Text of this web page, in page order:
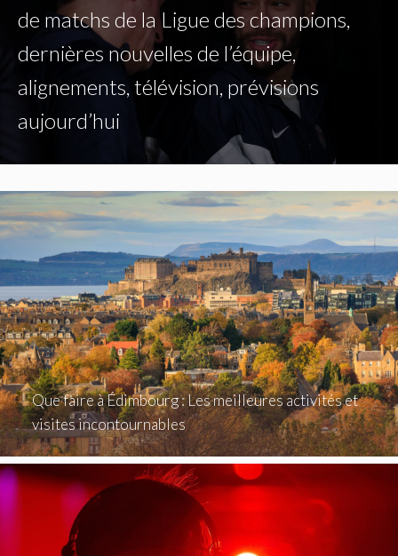
de matchs de la Ligue des champions,
dernières nouvelles de l’équipe,
alignements, télévision, prévisions
aujourd’hui
Que faire à Édimbourg : Les meilleures activités et
visites incontournables